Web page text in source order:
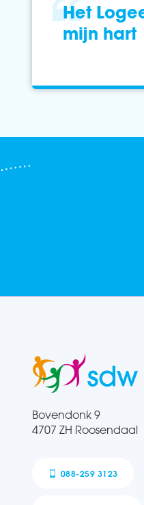
Het
mijn hart
Bovendonk 9
4707 ZH Roosendaal
088-259 3123